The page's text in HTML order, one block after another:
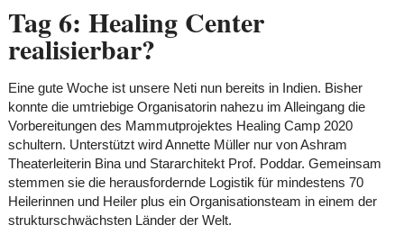
Tag 6: Healing Center
realisierbar?
Eine gute Woche ist unsere Neti nun bereits in Indien. Bisher
konnte die umtriebige Organisatorin nahezu im Alleingang die
Vorbereitungen des Mammutprojektes Healing Camp 2020
schultern. Unterstützt wird Annette Müller nur von Ashram
Theaterleiterin Bina und Stararchitekt Prof. Poddar. Gemeinsam
stemmen sie die herausfordernde Logistik für mindestens 70
Heilerinnen und Heiler plus ein Organisationsteam in einem der
strukturschwächsten Länder der Welt.